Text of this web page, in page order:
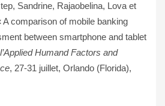
Sandrine, Rajaobelina, Lova et
A comparison of mobile banking
between smartphone and tablet
Humand Factors and
, 27-31 juillet, Orlando (Florida),